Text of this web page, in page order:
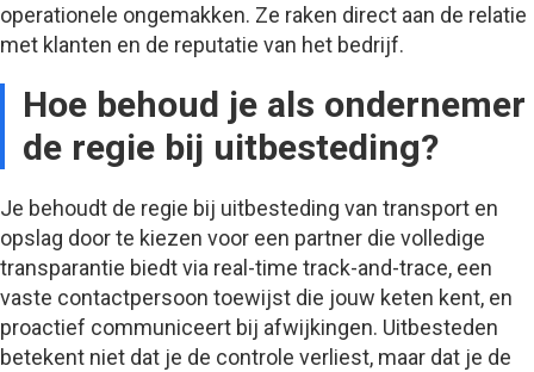
operationele ongemakken. Ze raken direct aan de relatie
met klanten en de reputatie van het bedrijf.
Hoe behoud je als ondernemer
de regie bij uitbesteding?
Je behoudt de regie bij uitbesteding van transport en
opslag door te kiezen voor een partner die volledige
transparantie biedt via real-time track-and-trace, een
vaste contactpersoon toewijst die jouw keten kent, en
proactief communiceert bij afwijkingen. Uitbesteden
betekent niet dat je de controle verliest, maar dat je de